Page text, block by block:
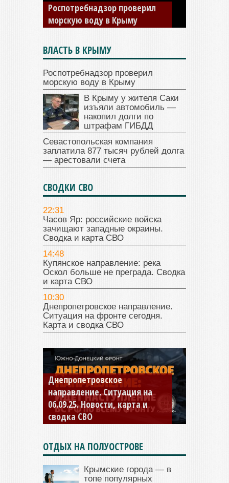
Роспотребнадзор проверил
морскую воду в Крыму
накопил долги по штрафам
ГИБДД
ВЛАСТЬ В КРЫМУ
Роспотребнадзор проверил
морскую воду в Крыму
В Крыму у жителя Саки
изъяли автомобиль —
накопил долги по
штрафам ГИБДД
Севастопольская компания
заплатила 877 тысяч рублей долга
— арестовали счета
СВОДКИ СВО
22:31
Часов Яр: российские войска
зачищают западные окраины.
Сводка и карта СВО
14:48
Купянское направление: река
Оскол больше не преграда. Сводка
и карта СВО
10:30
Днепропетровское направление.
Ситуация на фронте сегодня.
Карта и сводка СВО
Днепропетровское
направление. Ситуация на
06.09.25. Новости, карта и
сводка СВО
Константиновское
направление. Ситуация на
04.09.25 Новости, карта и
сводка СВО
ОТДЫХ НА ПОЛУОСТРОВЕ
Крымские города — в
топе популярных